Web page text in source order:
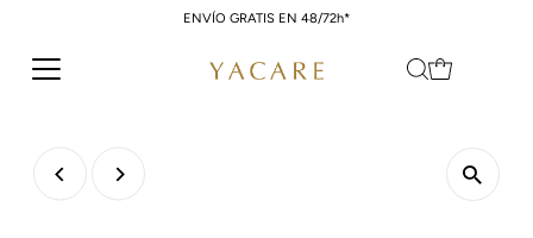
Ir directamente al contenido
ENVÍO GRATIS EN 48/72h*